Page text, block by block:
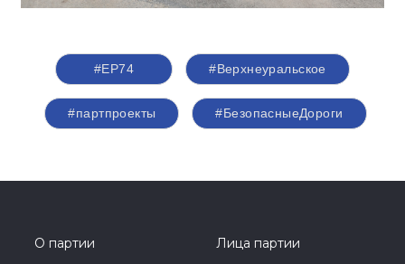
#ЕР74 #Верхнеуральское
#партпроекты #БезопасныеДороги
О партии
Лица партии